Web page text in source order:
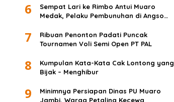
6
Sempat Lari ke Rimbo Antui Muaro
Medak, Pelaku Pembunuhan di Angso
7
Ribuan Penonton Padati Puncak
Tournamen Voli Semi Open PT PAL
8
Kumpulan Kata-Kata Cak Lontong yang
Bijak – Menghibur
9
Minimnya Persiapan Dinas PU Muaro
Jambi, Warga Petaling Kecewa